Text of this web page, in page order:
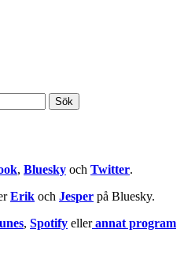
, Bluesky och Twitter.
Erik och Jesper på Bluesky.
, Spotify eller annat program